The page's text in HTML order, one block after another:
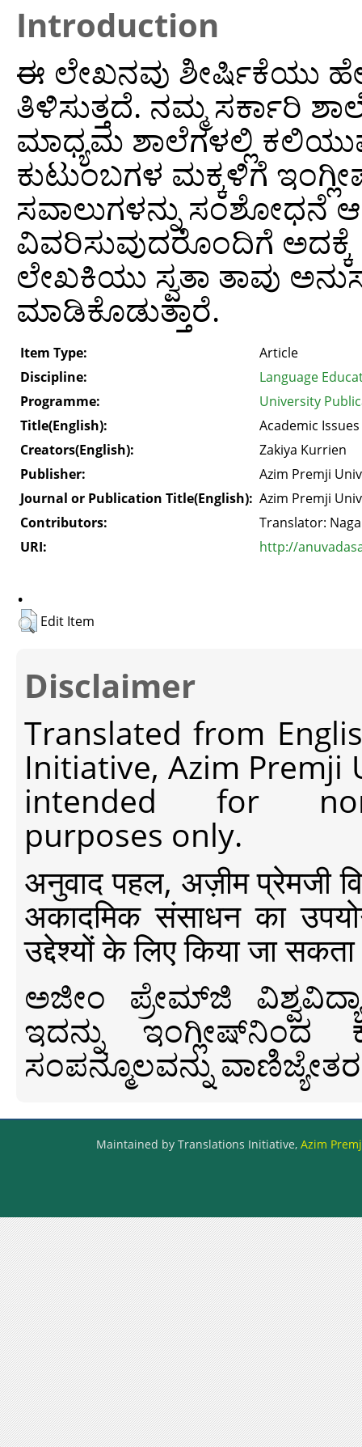
Introduction
ಈ ಲೇಖನವು ಶೀರ್ಷಿಕೆಯು
ತಿಳಿಸುತ್ತದೆ. ನಮ್ಮ ಸರ್ಕಾರಿ
ಮಾಧ್ಯಮ ಶಾಲೆಗಳಲ್ಲಿ
ಕುಟುಂಬಗಳ ಮಕ್ಕಳಿಗೆ
ಸವಾಲುಗಳನ್ನು
ವಿವರಿಸುವುದರೊಂದಿಗೆ ಅದಕ್ಕೆ
ಲೇಖಕಿಯು ಸ್ವತಾ ತಾವು
ಮಾಡಿಕೊಡುತ್ತಾರೆ.
Item Type:
Article
Discipline:
Language
Programme:
University
Title(English):
Academic
Creators(English):
Zakiya Kurrien
Publisher:
Azim Premji
Journal or Publication Title(English): Azim Premji
Contributors:
Translator:
URI:
http://
.
Edit Item
Disclaimer
Translated from
Initiative, Azim Premji
intended for non-
purposes only.
अनुवाद पहल, अज़ीम प्रेमजी
अकादमिक संसाधन का
उद्देश्यों के लिए किया जा
ಅಜೀಂ ಪ್ರೇಮ್‍ಜಿ
ಇದನ್ನು ಇಂಗ್ಲೀಷ್‍ನಿಂದ
ಸಂಪನ್ಮೂಲವನ್ನು
Maintained by Translations Initiative, Azim